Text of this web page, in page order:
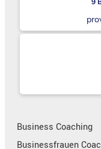
Business Coaching
Businessfrauen